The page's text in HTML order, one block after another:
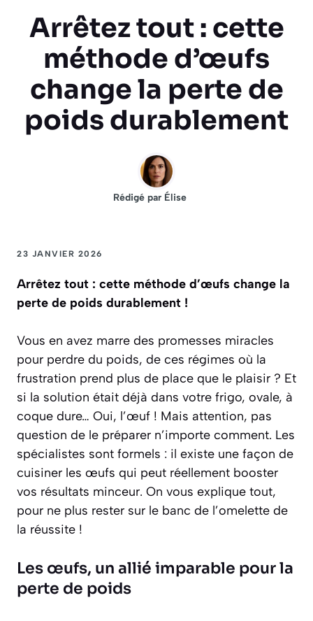
Arrêtez tout : cette
méthode d’œufs
change la perte de
poids durablement
Rédigé par Élise
23 JANVIER 2026
Arrêtez tout : cette méthode d’œufs change la
perte de poids durablement !
Vous en avez marre des promesses miracles
pour perdre du poids, de ces régimes où la
frustration prend plus de place que le plaisir ? Et
si la solution était déjà dans votre frigo, ovale, à
coque dure… Oui, l’œuf ! Mais attention, pas
question de le préparer n’importe comment. Les
spécialistes sont formels : il existe une façon de
cuisiner les œufs qui peut réellement booster
vos résultats minceur. On vous explique tout,
pour ne plus rester sur le banc de l’omelette de
la réussite !
Les œufs, un allié imparable pour la
perte de poids